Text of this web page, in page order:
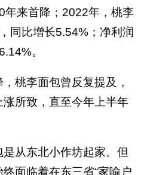
年来首降；2022年，桃李
同比增长5.54%；净利润
。
桃李面包曾反复提及，
所致，直至今年上半年
从东北小作坊起家。但
面临着在东三省“家喻户